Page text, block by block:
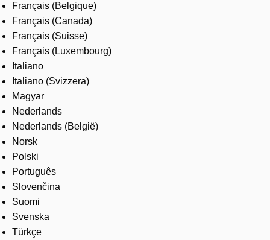
Français (Belgique)
Français (Canada)
Français (Suisse)
Français (Luxembourg)
Italiano
Italiano (Svizzera)
Magyar
Nederlands
Nederlands (België)
Norsk
Polski
Português
Slovenčina
Suomi
Svenska
Türkçe